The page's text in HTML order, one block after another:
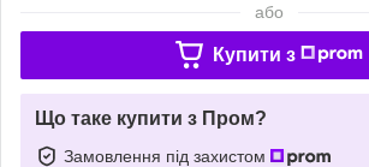
або
Купити з
Що таке купити з Пром?
Замовлення під захистом